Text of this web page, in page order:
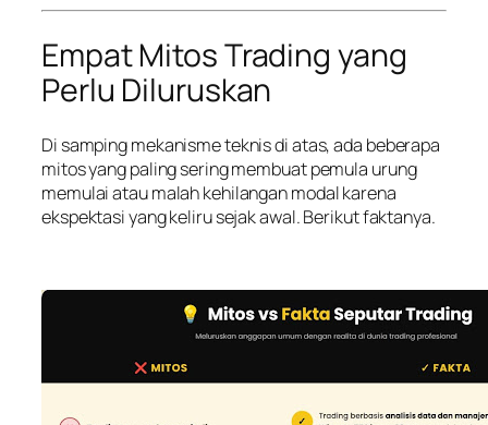
Empat Mitos Trading yang
Perlu Diluruskan
Di samping mekanisme teknis di atas, ada beberapa
mitos yang paling sering membuat pemula urung
memulai atau malah kehilangan modal karena
ekspektasi yang keliru sejak awal. Berikut faktanya.